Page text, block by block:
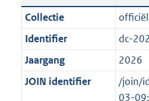
i
c
a
t
i
t
t
e
:
o
Collectie
Identifier
dc-
Jaargang
2026
JOIN identifier
/join/
03-